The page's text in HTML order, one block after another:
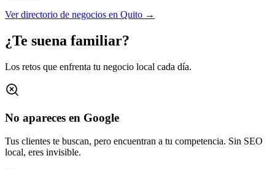
Ver directorio de negocios en Quito →
¿Te suena familiar?
Los retos que enfrenta tu negocio local cada día.
No apareces en Google
Tus clientes te buscan, pero encuentran a tu competencia. Sin SEO
local, eres invisible.